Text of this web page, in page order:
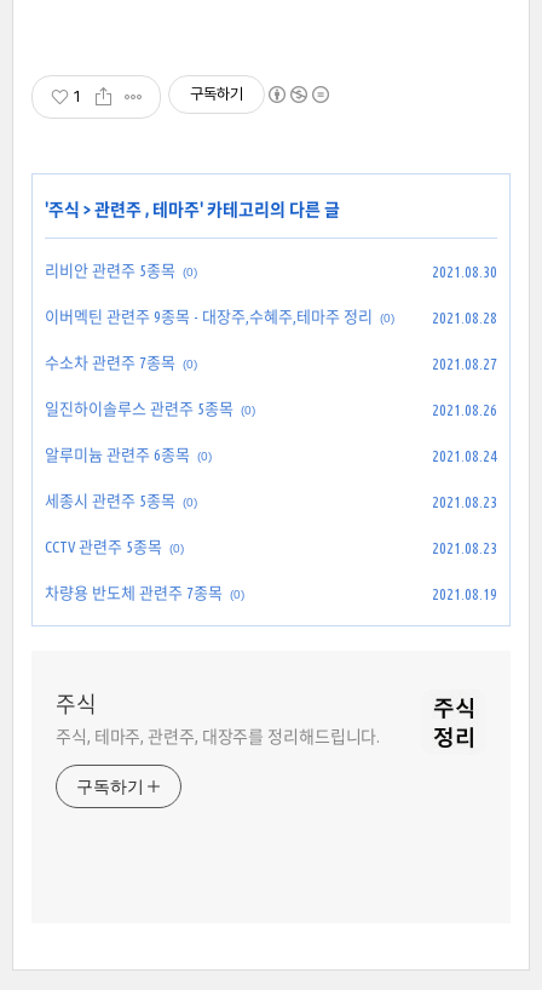
1 구독하기
'주식 >관련주 , 테마주' 카테고리의 다른 글
리비안 관련주 5종목 (0) 2021.08.30
이버멕틴 관련주 9종목 - 대장주,수혜주,테마주 정리 (0) 2021.08.28
수소차 관련주 7종목 (0) 2021.08.27
일진하이솔루스 관련주 5종목 (0) 2021.08.26
알루미늄 관련주 6종목 (0) 2021.08.24
세종시 관련주 5종목 (0) 2021.08.23
CCTV 관련주 5종목 (0) 2021.08.23
차량용 반도체 관련주 7종목 (0) 2021.08.19
주식
주식, 테마주, 관련주, 대장주를 정리해드립니다.
구독하기